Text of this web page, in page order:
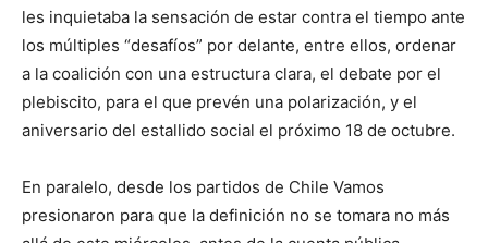
les inquietaba la sensación de estar contra el tiempo ante
los múltiples “desafíos” por delante, entre ellos, ordenar
a la coalición con una estructura clara, el debate por el
plebiscito, para el que prevén una polarización, y el
aniversario del estallido social el próximo 18 de octubre.
En paralelo, desde los partidos de Chile Vamos
presionaron para que la definición no se tomara no más